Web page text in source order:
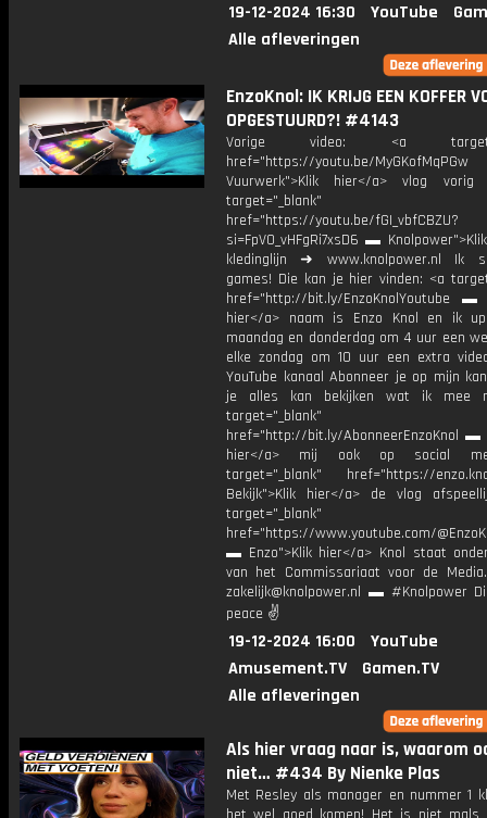
19-12-2024 16:30 YouTube
Alle afleveringen
EnzoKnol: IK KRIJG EEN KOFFER
OPGESTUURD?! #4143
Vorige video: <a
href="https://youtu.be/MyGKofMqPGw
Vuurwerk">Klik hier</a> vlog
target="_blank"
href="https://youtu.be/fGI_vbfCBZU?
si=FpV0_vHFgRi7xsD6 ▬
kledinglijn ➜ www.knolpower.nl Ik
games! Die kan je hier vinden: <a
href="http://bit.ly/EnzoKnolYoutube ▬
hier</a> naam is Enzo Knol en ik
maandag en donderdag om 4 uur een
elke zondag om 10 uur een extra
YouTube kanaal Abonneer je op mijn
je alles kan bekijken wat ik mee
target="_blank"
href="http://bit.ly/AbonneerEnzoKnol ▬
hier</a> mij ook op social
target="_blank" href="https://
Bekijk">Klik hier</a> de vlog
target="_blank"
href="https://www.youtube.com/
▬ Enzo">Klik hier</a> Knol staat
van het Commissariaat voor de
zakelijk@knolpower.nl ▬ #Knolpower
peace ✌
19-12-2024 16:00
YouTube
Amusement.TV
Gamen.TV
Alle afleveringen
Als hier vraag naar is, waarom
niet… #434 By Nienke Plas
Met Resley als manager en nummer 1